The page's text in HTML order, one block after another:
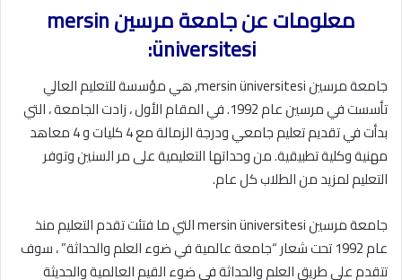
معلومات عن جامعة مرسين mersin
üniversitesi:
جامعة مرسين mersin üniversitesi, هي مؤسسة للتعليم العالي
تأسست في مرسين عام 1992. في المقام الأول ، زادت الجامعة ، التي
بدأت في تقديم تعليم جامعي ودرجة الزمالة مع 4 كليات و 4 معاهد
مهنية وكلية تطبيقية. من وحداتها التعليمية على مر السنين وتوفر
التعليم لمزيد من الطلاب كل عام.
جامعة مرسين mersin üniversitesi التي ما فتئت تقدم التعليم منذ
عام 1992 تحت شعار “جامعة عالمية في ضوء العلم والحداثة” ، سوف
تتقدم على طريق العلم والحداثة في ضوء القيم العالمية والحديثة